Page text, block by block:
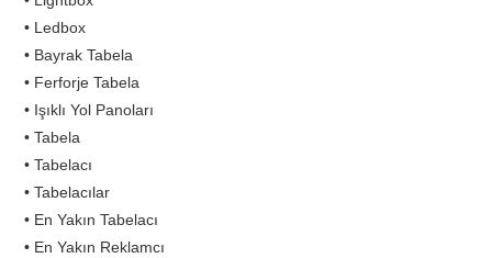
• Ledbox
• Bayrak Tabela
• Ferforje Tabela
• Işıklı Yol Panoları
• Tabela
• Tabelacı
• Tabelacılar
• En Yakın Tabelacı
• En Yakın Reklamcı